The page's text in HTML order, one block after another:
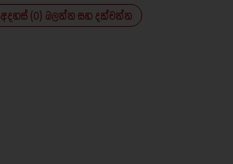
අදහස් (0) බලන්න සහ දක්වන්න